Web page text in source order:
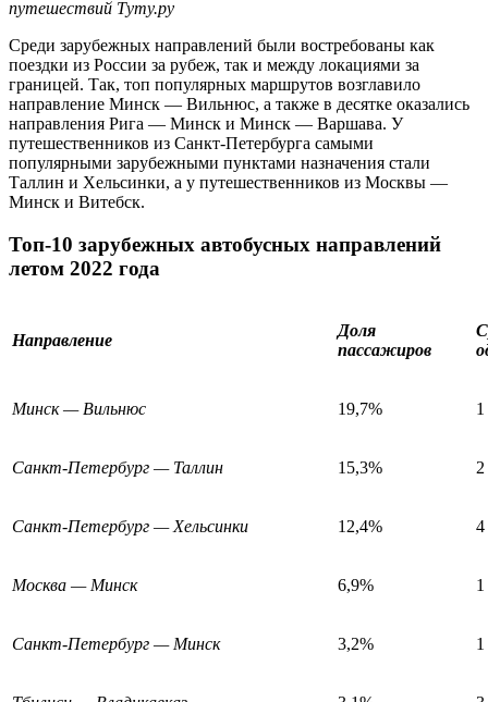
путешествий Туту.ру
Среди зарубежных направлений были востребованы как
поездки из России за рубеж, так и между локациями за
границей. Так, топ популярных маршрутов возглавило
направление Минск — Вильнюс, а также в десятке оказались
направления Рига — Минск и Минск — Варшава. У
путешественников из Санкт-Петербурга самыми
популярными зарубежными пунктами назначения стали
Таллин и Хельсинки, а у путешественников из Москвы —
Минск и Витебск.
Топ-10 зарубежных автобусных направлений
летом 2022 года
Направление
Доля
пассажиров
Минск — Вильнюс 19,7%
Санкт-Петербург — Таллин 15,3%
Санкт-Петербург — Хельсинки 12,4% 4
Москва — Минск 6,9%
Санкт-Петербург — Минск 3,2%